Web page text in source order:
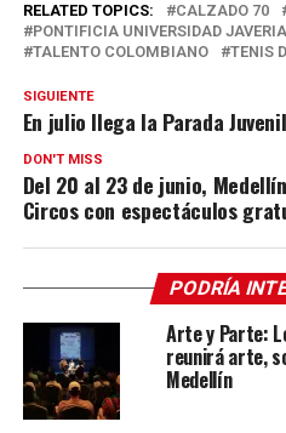
RELATED TOPICS: CALZADO 70
PONTIFICIA UNIVERSIDAD
TALENTO COLOMBIANO
TENIS
SIGUIENTE
En julio llega la Parada
DON'T MISS
Del 20 al 23 de junio,
Circos con espectáculos
PODRÍA
Arte y Parte:
reunirá arte,
Medellín